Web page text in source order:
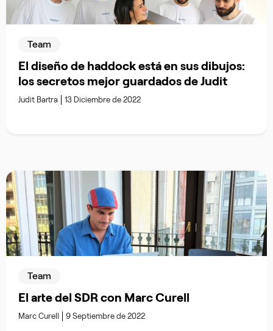
Team
El diseño de haddock está en sus dibujos:
los secretos mejor guardados de Judit
Judit Bartra 13 Diciembre de 2022
Team
El arte del SDR con Marc Curell
Marc Curell 9 Septiembre de 2022